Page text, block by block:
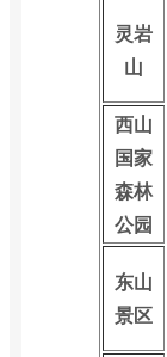
灵岩
山
西山
国家
森林
公园
东山
景区